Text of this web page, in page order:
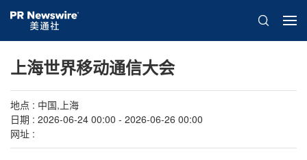
上海世界移动通信大会
地点 : 中国,上海
日期 : 2026-06-24 00:00 - 2026-06-26 00:00
网址 :